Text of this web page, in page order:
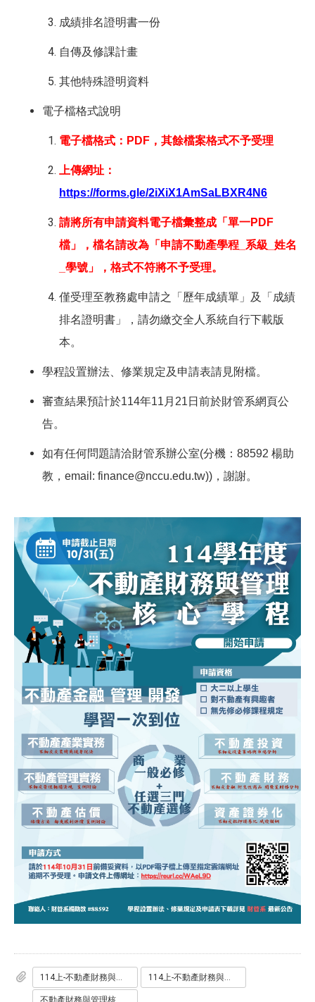
成績排名證明書一份
自傳及修課計畫
其他特殊證明資料
電子檔格式說明
電子檔格式：PDF，其餘檔案格式不予受理
上傳網址：
https://forms.gle/2iXiX1AmSaLBXR4N6
請將所有申請資料電子檔彙整成「單一PDF
檔」，檔名請改為「申請不動產學程_系級_姓名
_學號」，格式不符將不予受理。
僅受理至教務處申請之「歷年成績單」及「成績
排名證明書」，請勿繳交全人系統自行下載版
本。
學程設置辦法、修業規定及申請表請見附檔。
審查結果預計於114年11月21日前於財管系網頁公
告。
如有任何問題請洽財管系辦公室(分機：88592 楊助
教，email: finance@nccu.edu.tw))，謝謝。
114上-不動產財務與管理核心學程申請書.pdf 114上-不動產財務與管理核心學程申請書.odt
不動產財務與管理核心學程施行細則.pdf